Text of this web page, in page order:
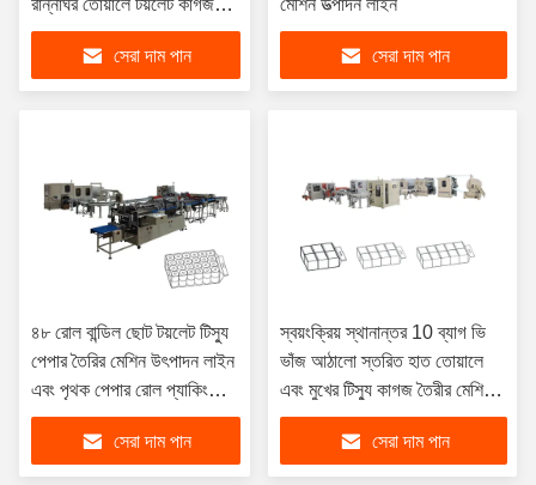
রান্নাঘর তোয়ালে টয়লেট কাগজ
কাটার মেশিন টয়লেট কাগজ প্যাকিং
সেরা দাম পান
মেশিন উত্পাদন লাইন
সেরা দাম পান
৪৮ রোল বান্ডিল ছোট টয়লেট টিস্যু
পেপার তৈরির মেশিন উৎপাদন লাইন
এবং পৃথক পেপার রোল প্যাকিং
মেশিন
সেরা দাম পান
স্বয়ংক্রিয় স্থানান্তর 10 ব্যাগ ভি
ভাঁজ আঠালো স্তরিত হাত তোয়ালে
এবং মুখের টিস্যু কাগজ তৈরীর মেশিন
উত্পাদন লাইন
সেরা দাম পান